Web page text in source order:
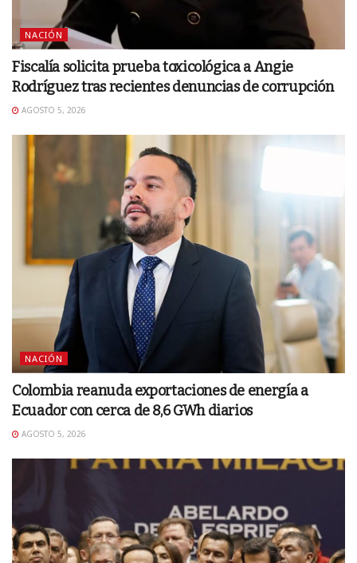
NACIÓN
Fiscalía solicita prueba toxicológica a Angie
Rodríguez tras recientes denuncias de corrupción
AGOSTO 5, 2026
NACIÓN
Colombia reanuda exportaciones de energía a
Ecuador con cerca de 8,6 GWh diarios
AGOSTO 5, 2026